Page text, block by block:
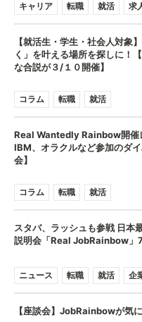
キャリア 転職 就活 求
【就活生・学生・社会人対象
く」を叶える場所を探しに！
な合説が３/１０開催】
コラム 転職 就活
Real Wantedly Rainbow開催
IBM、オラクルなど参加のダ
会】
コラム 転職 就活
スタバ、ラッシュも参戦 日本
説明会「Real JobRainbow」
ニュース 転職 就活 企
【座談会】JobRainbowが気